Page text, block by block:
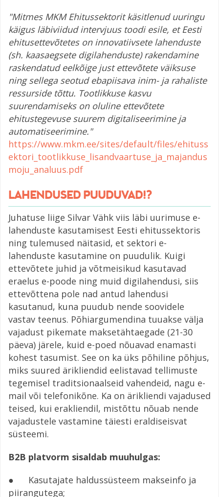
"Mitmes MKM Ehitussektorit käsitlenud uuringu
käigus läbiviidud intervjuus toodi esile, et Eesti
ehitusettevõtetes on innovatiivsete lahenduste
(sh. kaasaegsete digilahenduste) rakendamine
raskendatud eelkõige just ettevõtete väiksuse
ning sellega seotud ebapiisava inim- ja rahaliste
ressurside tõttu. Tootlikkuse kasvu
suurendamiseks on oluline ettevõtete
ehitustegevuse suurem digitaliseerimine ja
automatiseerimine."
https://www.mkm.ee/sites/default/files/ehituss
ektori_tootlikkuse_lisandvaartuse_ja_majandus
moju_analuus.pdf
LAHENDUSED PUUDUVAD!?
Juhatuse liige Silvar Vähk viis läbi uurimuse e-
lahenduste kasutamisest Eesti ehitussektoris
ning tulemused näitasid, et sektori e-
lahenduste kasutamine on puudulik. Kuigi
ettevõtete juhid ja võtmeisikud kasutavad
eraelus e-poode ning muid digilahendusi, siis
ettevõttena pole nad antud lahendusi
kasutanud, kuna puudub nende soovidele
vastav teenus. Põhiargumendina tuuakse välja
vajadust pikemate maksetähtaegade (21-30
päeva) järele, kuid e-poed nõuavad enamasti
kohest tasumist. See on ka üks põhiline põhjus,
miks suured ärikliendid eelistavad tellimuste
tegemisel traditsionaalseid vahendeid, nagu e-
mail või telefonikõne. Ka on ärikliendi vajadused
teised, kui erakliendil, mistõttu nõuab nende
vajadustele vastamine täiesti eraldiseisvat
süsteemi.
B2B platvorm sisaldab muuhulgas:
● Kasutajate haldussüsteem makseinfo ja
piirangutega;